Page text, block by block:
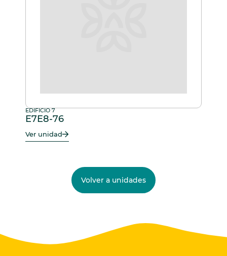
EDIFICIO 7
E7E8-76
Ver unidad
Volver a unidades